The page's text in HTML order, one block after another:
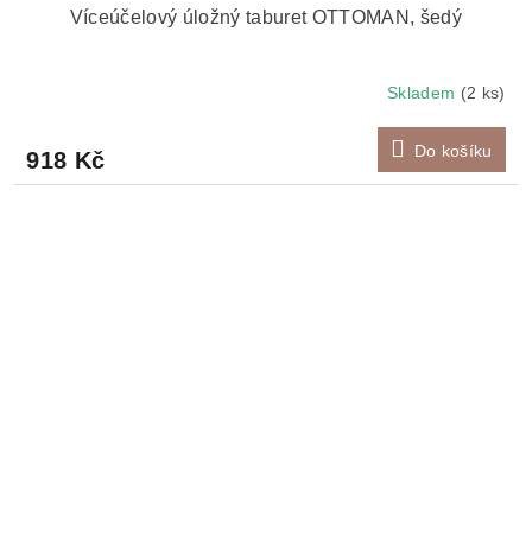
Víceúčelový úložný taburet OTTOMAN, šedý
Skladem (2 ks)
918 Kč Do košíku